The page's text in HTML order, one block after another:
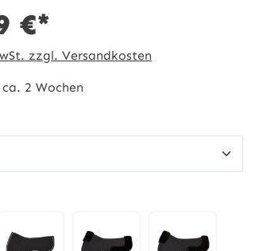
€*
zzgl. Versandkosten
2 Wochen